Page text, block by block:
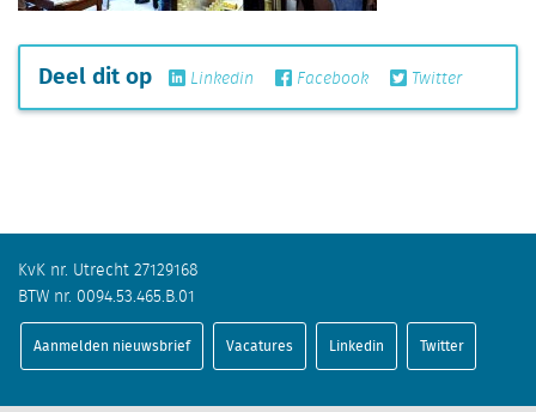
Deel dit op Linkedin Facebook Twitter
KvK nr. Utrecht 27129168
BTW nr. 0094.53.465.B.01
Aanmelden nieuwsbrief Vacatures Linkedin Twitter